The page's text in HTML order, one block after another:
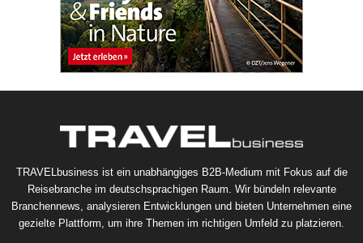
TRAVELbusiness ist ein unabhängiges B2B-Medium mit Fokus auf die
Reisebranche im deutschsprachigen Raum. Wir bündeln relevante
Branchennews, analysieren Entwicklungen und bieten Unternehmen eine
gezielte Plattform, um ihre Themen im richtigen Umfeld zu platzieren.